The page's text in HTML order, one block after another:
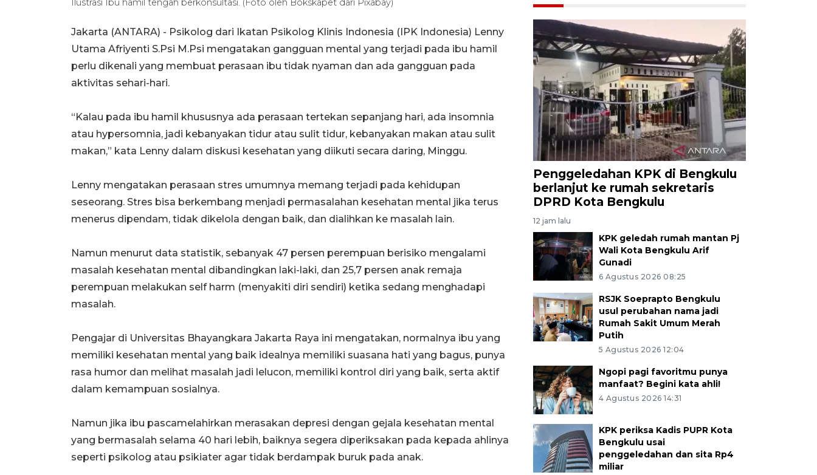
Ilustrasi Ibu hamil tengah berkonsultasi. (Foto oleh Bokskapet dari Pixabay)
Jakarta (ANTARA) - Psikolog dari Ikatan Psikolog Klinis Indonesia (IPK Indonesia) Lenny
Utama Afriyenti S.Psi M.Psi mengatakan gangguan mental yang terjadi pada ibu hamil
perlu dikenali yang membuat perasaan ibu tidak nyaman dan ada gangguan pada
aktivitas sehari-hari.
“Kalau pada ibu hamil khususnya ada perasaan tertekan sepanjang hari, ada insomnia
atau hypersomnia, jadi kebanyakan tidur atau sulit tidur, kebanyakan makan atau sulit
makan,” kata Lenny dalam diskusi kesehatan yang diikuti secara daring, Minggu.
Lenny mengatakan perasaan stres umumnya memang terjadi pada kehidupan
seseorang. Stres bisa berkembang menjadi permasalahan kesehatan mental jika terus
menerus dipendam, tidak dikelola dengan baik, dan dialihkan ke masalah lain.
Namun menurut data statistik, sebanyak 47 persen perempuan berisiko mengalami
masalah kesehatan mental dibandingkan laki-laki, dan 25,7 persen anak remaja
perempuan melakukan self harm (menyakiti diri sendiri) ketika sedang menghadapi
masalah.
Pengajar di Universitas Bhayangkara Jakarta Raya ini mengatakan, normalnya ibu yang
memiliki kesehatan mental yang baik idealnya memiliki suasana hati yang bagus, punya
rasa humor dan melihat masalah jadi lelucon, memiliki kontrol diri yang baik, serta aktif
dalam kemampuan sosialnya.
Namun jika ibu pascamelahirkan merasakan depresi dengan gejala kesehatan mental
yang bermasalah selama 40 hari lebih, baiknya segera diperiksakan pada kepada ahlinya
seperti psikolog atau psikiater agar tidak berdampak buruk pada anak.
Penggeledahan KPK di Bengkulu
berlanjut ke rumah sekretaris
DPRD Kota Bengkulu
12 jam lalu
KPK geledah rumah mantan Pj
Wali Kota Bengkulu Arif
Gunadi
6 Agustus 2026 08:25
RSJK Soeprapto Bengkulu
usul perubahan nama jadi
Rumah Sakit Umum Merah
Putih
5 Agustus 2026 12:04
Ngopi pagi favoritmu punya
manfaat? Begini kata ahli!
4 Agustus 2026 14:31
KPK periksa Kadis PUPR Kota
Bengkulu usai
penggeledahan dan sita Rp4
miliar